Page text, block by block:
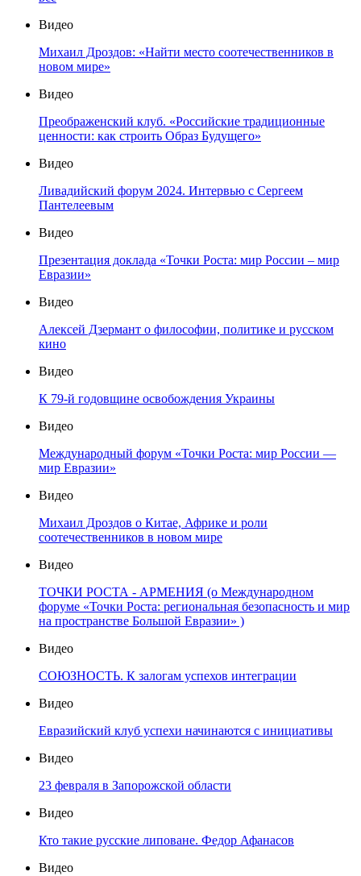
Видео
Михаил Дроздов: «Найти место соотечественников в
новом мире»
Видео
Преображенский клуб. «Российские традиционные
ценности: как строить Образ Будущего»
Видео
Ливадийский форум 2024. Интервью с Сергеем
Пантелеевым
Видео
Презентация доклада «Точки Роста: мир России – мир
Евразии»
Видео
Алексей Дзермант о философии, политике и русском
кино
Видео
К 79-й годовщине освобождения Украины
Видео
Международный форум «Точки Роста: мир России —
мир Евразии»
Видео
Михаил Дроздов о Китае, Африке и роли
соотечественников в новом мире
Видео
ТОЧКИ РОСТА - АРМЕНИЯ (о Международном
форуме «Точки Роста: региональная безопасность и мир
на пространстве Большой Евразии» )
Видео
СОЮЗНОСТЬ. К залогам успехов интеграции
Видео
Евразийский клуб успехи начинаются с инициативы
Видео
23 февраля в Запорожской области
Видео
Кто такие русские липоване. Федор Афанасов
Видео